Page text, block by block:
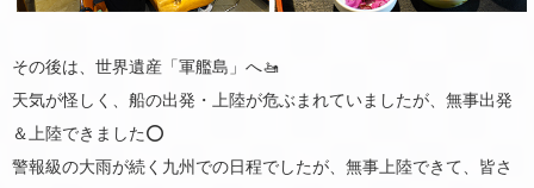
その後は、世界遺産「軍艦島」へ️🚤
天気が怪しく、船の出発・上陸が危ぶまれていましたが、無事出発
＆上陸できました⭕️
警報級の大雨が続く九州での日程でしたが、無事上陸できて、皆さ